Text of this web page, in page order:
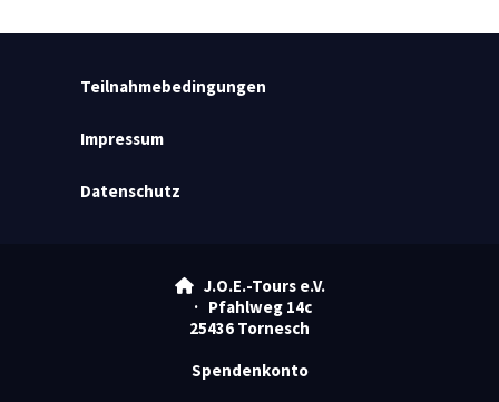
Teilnahmebedingungen
Impressum
Datenschutz
J.O.E.-Tours e.V.
· Pfahlweg 14c
25436 Tornesch
Spendenkonto